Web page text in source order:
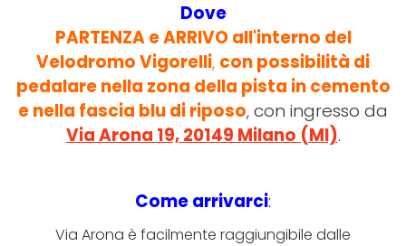
Dove
PARTENZA e ARRIVO all'interno del
Velodromo Vigorelli, con possibilità di
pedalare nella zona della pista in cemento
e nella fascia blu di riposo, con ingresso da
Via Arona 19, 20149 Milano (MI).
Come arrivarci:
Via Arona è facilmente raggiungibile dalle